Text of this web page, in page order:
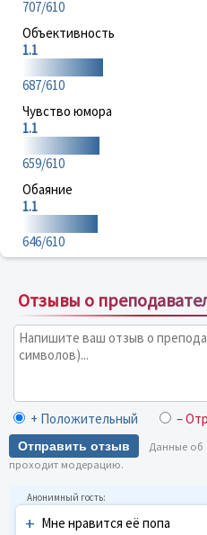
707/610
Объективность
1.1
687/610
Чувство юмора
1.1
659/610
Обаяние
1.1
646/610
Отзывы о
+ Положительный –
Отправить отзыв
Данные об
проходит модерацию.
+ Мне нравится её попа